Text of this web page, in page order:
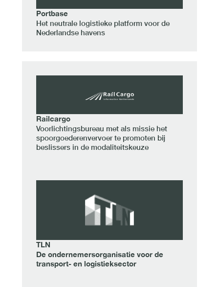
Portbase
Het neutrale logistieke platform voor de
Nederlandse havens
Railcargo
Voorlichtingsbureau met als missie het
spoorgoederenvervoer te promoten bij
beslissers in de modaliteitskeuze
TLN
De ondernemersorganisatie voor de
transport- en logistieksector